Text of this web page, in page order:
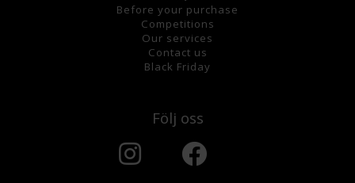
Before your purchase
Competitions
Our services
Contact us
Black Friday
Följ oss